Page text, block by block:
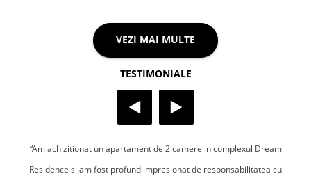
VEZI MAI MULTE
TESTIMONIALE
“Am achizitionat un apartament de 2 camere in complexul Dream
Residence si am fost profund impresionat de responsabilitatea cu